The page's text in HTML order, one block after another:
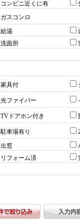
コンビニ近くに有
ガスコンロ
給湯
洗面所
家具付
光ファイバー
TVドアホン付き
駐車場有り
出窓
リフォーム済